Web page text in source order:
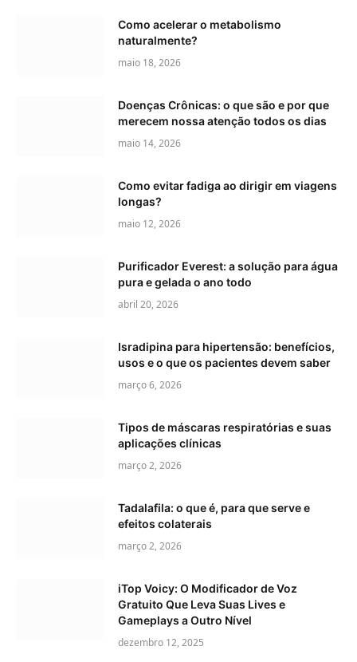
Como acelerar o metabolismo
naturalmente?
maio 18, 2026
Doenças Crônicas: o que são e por que
merecem nossa atenção todos os dias
maio 14, 2026
Como evitar fadiga ao dirigir em viagens
longas?
maio 12, 2026
Purificador Everest: a solução para água
pura e gelada o ano todo
abril 20, 2026
Isradipina para hipertensão: benefícios,
usos e o que os pacientes devem saber
março 6, 2026
Tipos de máscaras respiratórias e suas
aplicações clínicas
março 2, 2026
Tadalafila: o que é, para que serve e
efeitos colaterais
março 2, 2026
iTop Voicy: O Modificador de Voz
Gratuito Que Leva Suas Lives e
Gameplays a Outro Nível
dezembro 12, 2025